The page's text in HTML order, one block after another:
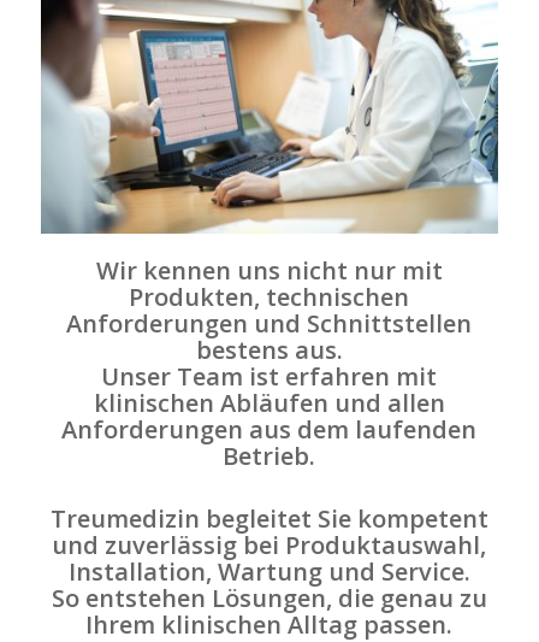
Wir kennen uns nicht nur mit
Produkten, technischen
Anforderungen und Schnittstellen
bestens aus.
Unser Team ist erfahren mit
klinischen Abläufen und allen
Anforderungen aus dem laufenden
Betrieb.
Treumedizin begleitet Sie kompetent
und zuverlässig bei Produktauswahl,
Installation, Wartung und Service.
So entstehen Lösungen, die genau zu
Ihrem klinischen Alltag passen.